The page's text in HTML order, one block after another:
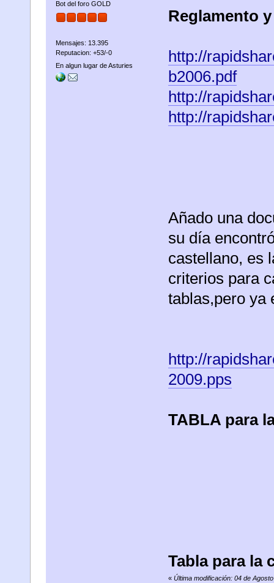
Bot del foro GOLD
Mensajes: 13.395
Reputacion: +53/-0
En algun lugar de Asturies
Reglamento
http://
b2006.pdf
http://
http://
Añado una
su día
castellano, es
criterios para
tablas,pero ya
http://
2009.pps
TABLA para
Tabla para la
« Última modificación: 04 de